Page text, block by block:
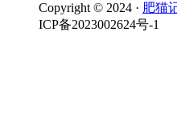
Copyright © 2024 · 肥猫
ICP备2023002624号-1